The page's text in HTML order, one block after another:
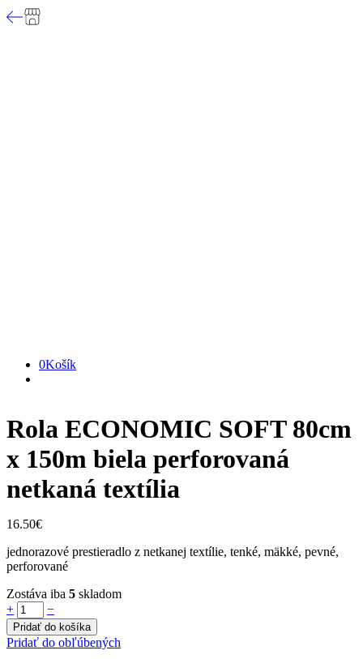
0Košík
Rola ECONOMIC SOFT 80cm
x 150m biela perforovaná
netkaná textília
16.50€
jednorazové prestieradlo z netkanej textílie, tenké, mäkké, pevné,
perforované
Zostáva iba 5 skladom
Rola
ECONOMIC
SOFT
80cm
+ −
Pridať do košíka
Pridať do obľúbených